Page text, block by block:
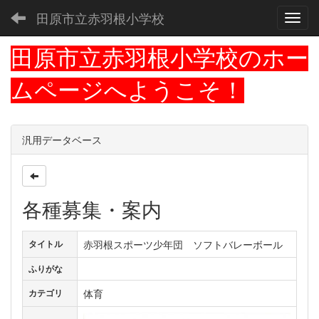
田原市立赤羽根小学校
田原市立赤羽根小学校のホー
ムページへようこそ！
汎用データベース
各種募集・案内
タイトル 赤羽根スポーツ少年団 ソフトバレーボール
ふりがな
カテゴリ
体育